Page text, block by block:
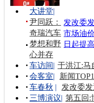
发改委
市场油
日起提
大讲堂|
尹同跃：
奇瑞汽车
梦想和野
心并存
车访间| 于洪江:马
会客室|
新闻
车春秋 |
发改委
三博演议| 第五回: